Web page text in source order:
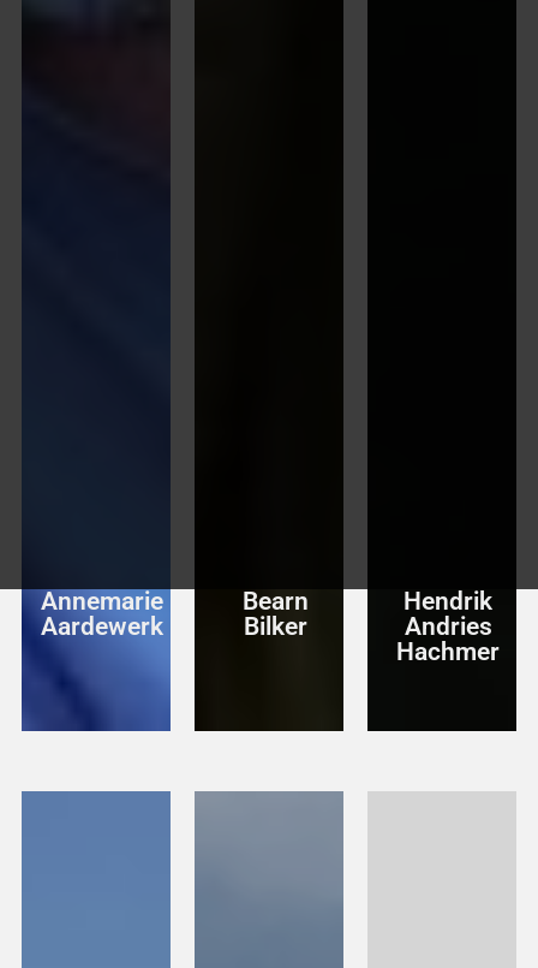
Annemarie
Aardewerk
Bearn
Bilker
Hendrik
Andries
Hachmer